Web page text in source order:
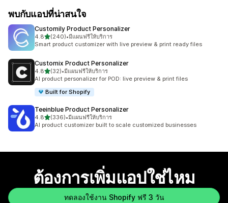
พบกับแอปที่น่าสนใจ
Customily Product Personalizer
4.8เต็ม 5 ดาว
(240)
ทั้งหมด 240 รีวิว
•มีแผนฟรีให้บริการ
Smart product customizer with live preview & print ready files
Customix Product Personalizer
4.8เต็ม 5 ดาว
(32)
ทั้งหมด 32 รีวิว
•มีแผนฟรีให้บริการ
AI product personalizer for POD: live preview & print files
Built for Shopify
Teeinblue Product Personalizer
4.8เต็ม 5 ดาว
(336)
ทั้งหมด 336 รีวิว
•มีแผนฟรีให้บริการ
AI product customizer built to scale customized businesses
ต้องการเพิ่มแอปใช่ไหม
ทดลองใช้งาน Shopify ฟรี 3 วัน